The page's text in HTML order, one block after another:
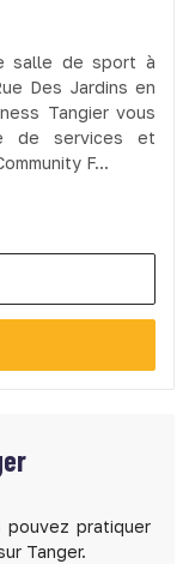
salle de sport à
Des Jardins en
Tangier vous
de services et
F...
pratiquer
Tanger.